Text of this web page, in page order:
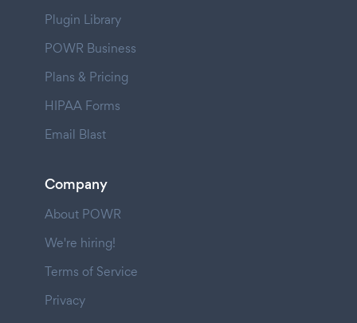
Plugin Library
POWR Business
Plans & Pricing
HIPAA Forms
Email Blast
Company
About POWR
We're hiring!
Terms of Service
Privacy